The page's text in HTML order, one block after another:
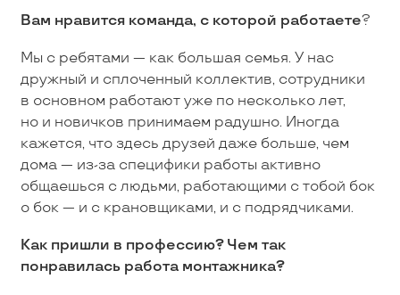
Вам нравится команда, с которой работаете?
Мы с ребятами — как большая семья. У нас
дружный и сплоченный коллектив, сотрудники
в основном работают уже по несколько лет,
но и новичков принимаем радушно. Иногда
кажется, что здесь друзей даже больше, чем
дома — из-за специфики работы активно
общаешься с людьми, работающими с тобой бок
о бок — и с крановщиками, и с подрядчиками.
Как пришли в профессию? Чем так
понравилась работа монтажника?